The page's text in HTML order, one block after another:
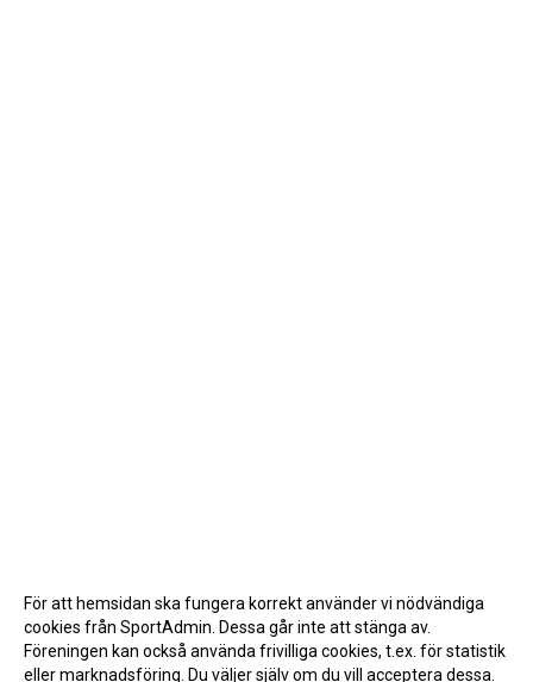
För att hemsidan ska fungera korrekt använder vi nödvändiga
cookies från SportAdmin. Dessa går inte att stänga av.
Föreningen kan också använda frivilliga cookies, t.ex. för statistik
eller marknadsföring. Du väljer själv om du vill acceptera dessa.